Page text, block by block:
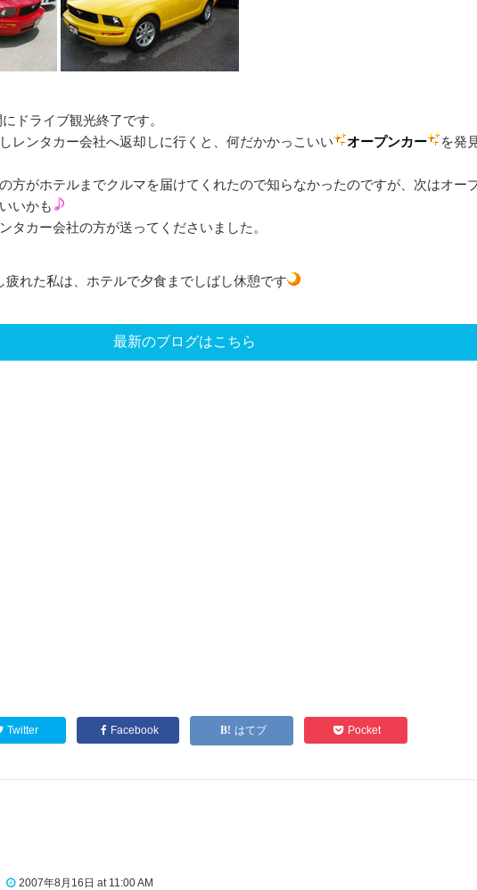
ドライブ観光終了です。
レンタカー会社へ返却しに行くと、何だかかっこいい
オープンカー を発
方がホテルまでクルマを届けてくれたので知らなかったのですが、次はオー
いかも
タカー会社の方が送ってくださいました。
疲れた私は、ホテルで夕食までしばし休憩です
最新のブログはこちら
Twitter Facebook はてブ Pocket
2007年8月16日 at 11:00 AM